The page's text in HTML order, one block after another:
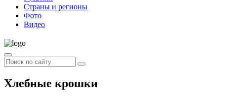
Страны и регионы
Фото
Видео
Хлебные крошки